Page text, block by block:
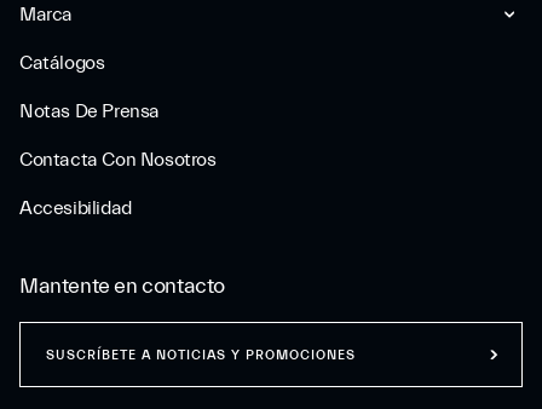
Marca
Catálogos
Notas De Prensa
Contacta Con Nosotros
Accesibilidad
Mantente en contacto
SUSCRÍBETE A NOTICIAS Y PROMOCIONES